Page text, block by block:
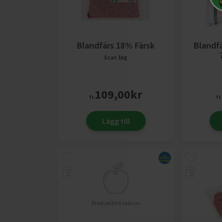
Blandfärs 18% Färsk
Scan 1kg
fr. 109,00kr
Lägg till
fr.
Produktbild saknas